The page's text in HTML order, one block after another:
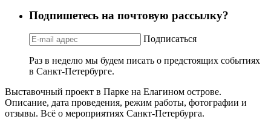
Подпишетесь на почтовую рассылку?
Подписаться
Раз в неделю мы будем писать о предстоящих событиях
в Санкт-Петербурге.
Выставочный проект в Парке на Елагином острове.
Описание, дата проведения, режим работы, фотографии и
отзывы. Всё о мероприятиях Санкт-Петербурга.